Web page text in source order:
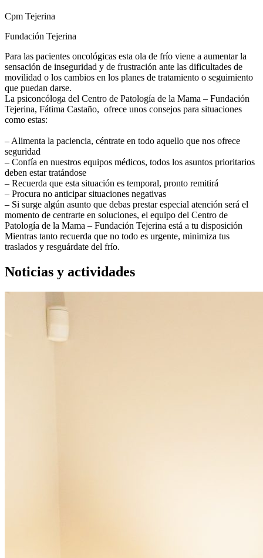
Cpm Tejerina
Fundación Tejerina
Para las pacientes oncológicas esta ola de frío viene a aumentar la
sensación de inseguridad y de frustración ante las dificultades de
movilidad o los cambios en los planes de tratamiento o seguimiento
que puedan darse.
La psiconcóloga del Centro de Patología de la Mama – Fundación
Tejerina, Fátima Castaño, ofrece unos consejos para situaciones
como estas:
– Alimenta la paciencia, céntrate en todo aquello que nos ofrece
seguridad
– Confía en nuestros equipos médicos, todos los asuntos prioritarios
deben estar tratándose
– Recuerda que esta situación es temporal, pronto remitirá
– Procura no anticipar situaciones negativas
– Si surge algún asunto que debas prestar especial atención será el
momento de centrarte en soluciones, el equipo del Centro de
Patología de la Mama – Fundación Tejerina está a tu disposición
Mientras tanto recuerda que no todo es urgente, minimiza tus
traslados y resguárdate del frío.
Noticias y actividades